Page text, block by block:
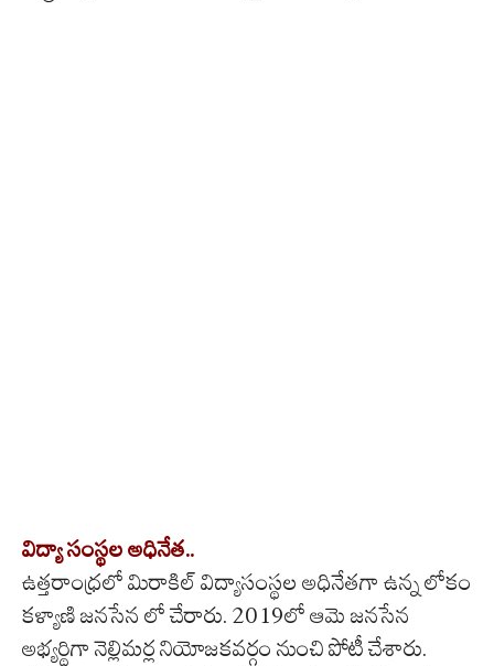
విద్యా సంస్థల అధినేత..
ఉత్తరాంధ్రలో మిరాకిల్ విద్యాసంస్థల అధినేతగా ఉన్న లోకం
కళ్యాణి జనసేన లో చేరారు. 2019లో ఆమె జనసేన
అభ్యర్థిగా నెల్లిమర్ల నియోజకవర్గం నుంచి పోటీ చేశారు.